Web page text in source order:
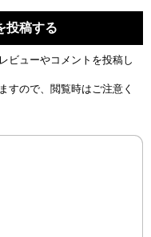
投稿する
ビューやコメントを投稿し
すので、閲覧時はご注意く